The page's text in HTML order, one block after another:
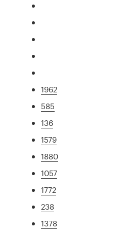
1962
585
136
1579
1880
1057
1772
238
1378